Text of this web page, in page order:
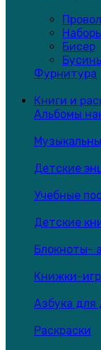
Бисер
Фурнитура
Книги и
Альбомы
Детские
Учебные
Детские
Блокноты-
Книжки-
Азбука для
Раскраски